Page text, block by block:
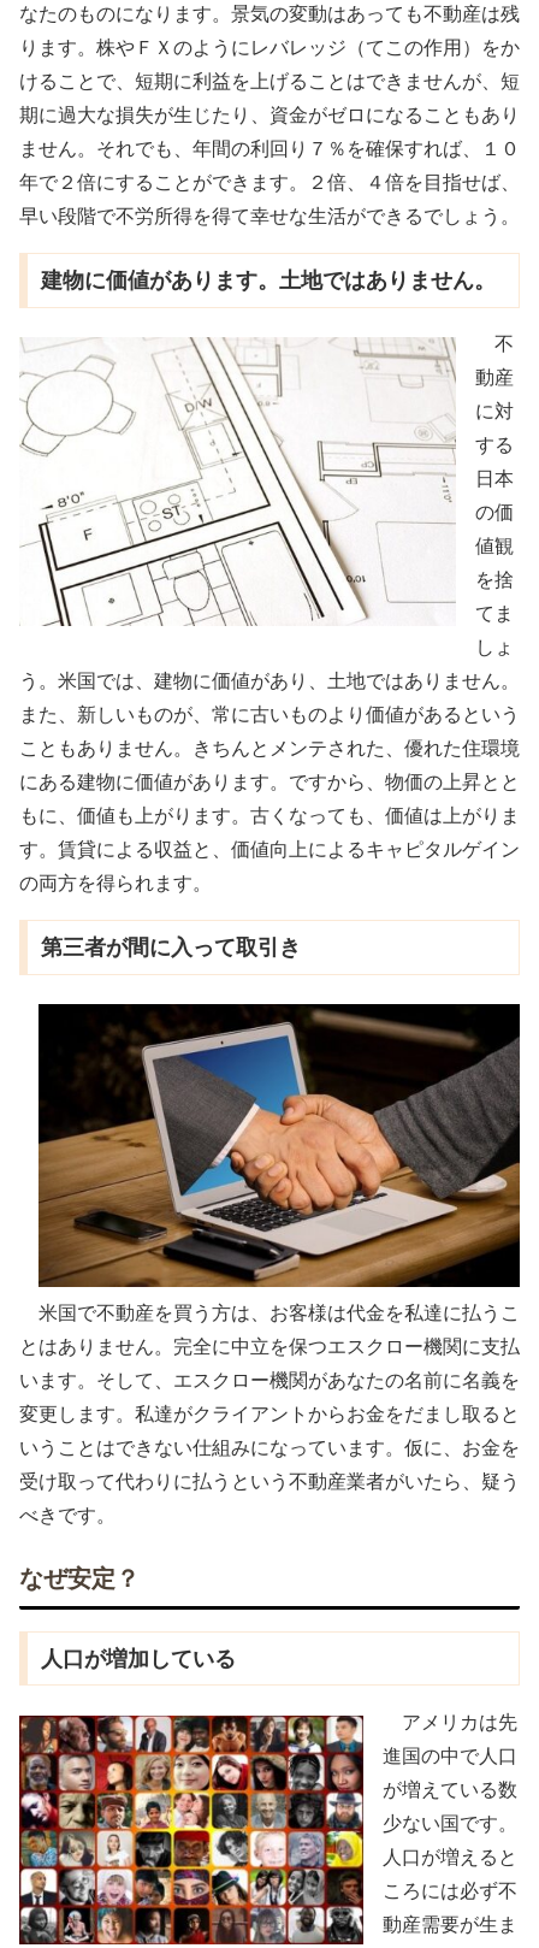
なたのものになります。景気の変動はあっても不動産は残
ります。株やＦＸのようにレバレッジ（てこの作用）をか
けることで、短期に利益を上げることはできませんが、短
期に過大な損失が生じたり、資金がゼロになることもあり
ません。それでも、年間の利回り７％を確保すれば、１０
年で２倍にすることができます。２倍、４倍を目指せば、
早い段階で不労所得を得て幸せな生活ができるでしょう。
建物に価値があります。土地ではありません。
不
動産
に対
する
日本
の価
値観
を捨
てま
しょ
う。米国では、建物に価値があり、土地ではありません。
また、新しいものが、常に古いものより価値があるという
こともありません。きちんとメンテされた、優れた住環境
にある建物に価値があります。ですから、物価の上昇とと
もに、価値も上がります。古くなっても、価値は上がりま
す。賃貸による収益と、価値向上によるキャピタルゲイン
の両方を得られます。
第三者が間に入って取引き
米国で不動産を買う方は、お客様は代金を私達に払うこ
とはありません。完全に中立を保つエスクロー機関に支払
います。そして、エスクロー機関があなたの名前に名義を
変更します。私達がクライアントからお金をだまし取ると
いうことはできない仕組みになっています。仮に、お金を
受け取って代わりに払うという不動産業者がいたら、疑う
べきです。
なぜ安定？
人口が増加している
アメリカは先
進国の中で人口
が増えている数
少ない国です。
人口が増えると
ころには必ず不
動産需要が生ま